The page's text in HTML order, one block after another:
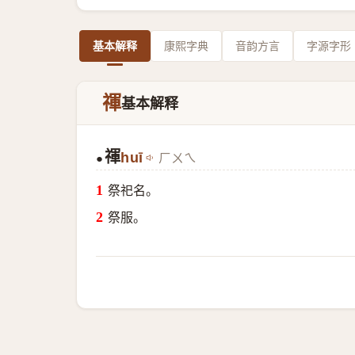
基本解释 康熙字典 音韵方言 字源字形
禈基本解释
● 禈huī ㄏㄨㄟ
祭祀名。
祭服。